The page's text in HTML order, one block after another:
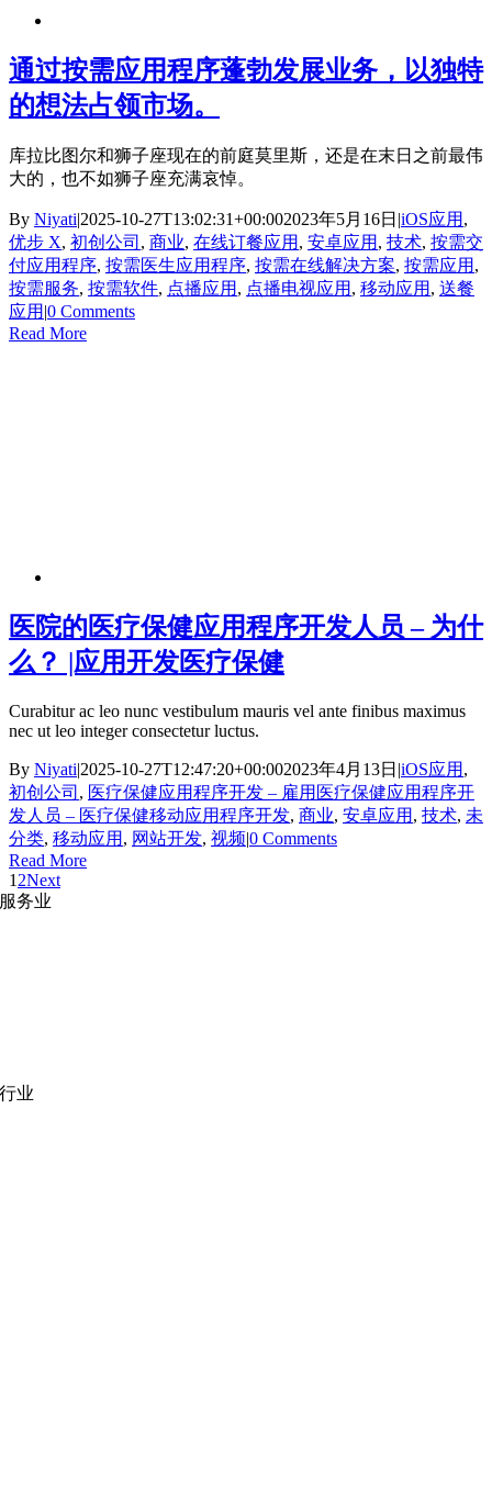
通过按需应用程序蓬勃发展业务，以独特
的想法占领市场。
库拉比图尔和狮子座现在的前庭莫里斯，还是在末日之前最伟
大的，也不如狮子座充满哀悼。
By Niyati|2025-10-27T13:02:31+00:002023年5月16日 |iOS应用 ,
优步 X, 初创公司 , 商业, 在线订餐应用 , 安卓应用 , 技术, 按需交
付应用程序, 按需医生应用程序, 按需在线解决方案, 按需应用 ,
按需服务, 按需软件, 点播应用 , 点播电视应用 , 移动应用 , 送餐
应用 |0 Comments
Read More
医院的医疗保健应用程序开发人员 – 为什
么？ |应用开发医疗保健
Curabitur ac leo nunc vestibulum mauris vel ante finibus maximus
nec ut leo integer consectetur luctus.
By Niyati|2025-10-27T12:47:20+00:002023年4月13日 |iOS应用 ,
初创公司 , 医疗保健应用程序开发 – 雇用医疗保健应用程序开
发人员 – 医疗保健移动应用程序开发, 商业, 安卓应用 , 技术, 未
分类, 移动应用 , 网站开发, 视频|0 Comments
Read More
1 2Next
服务业
行业